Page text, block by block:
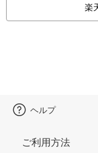
楽
ヘルプ
ご利用方法